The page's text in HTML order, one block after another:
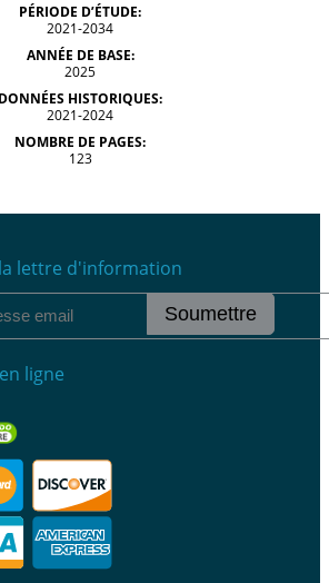
PÉRIODE D’ÉTUDE:
2021-2034
ANNÉE DE BASE:
2025
DONNÉES HISTORIQUES:
2021-2024
NOMBRE DE PAGES:
123
lettre d'information
Soumettre
ligne